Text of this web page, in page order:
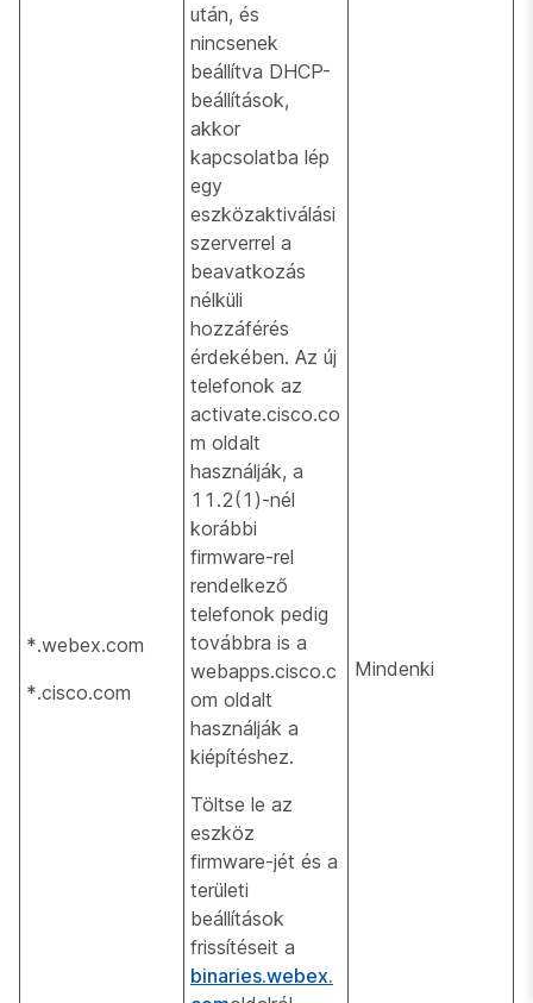
*.webex.com
*.cisco.com
után, és
nincsenek
beállítva DHCP-
beállítások,
akkor
kapcsolatba lép
egy
eszközaktiválási
szerverrel a
beavatkozás
nélküli
hozzáférés
érdekében. Az új
telefonok az
activate.cisco.co
m oldalt
használják, a
11.2(1)-nél
korábbi
firmware-rel
rendelkező
telefonok pedig
továbbra is a
webapps.cisco.c
om oldalt
használják a
kiépítéshez.
Töltse le az
eszköz
firmware-jét és a
területi
beállítások
frissítéseit a
binaries.webex.
Mindenki